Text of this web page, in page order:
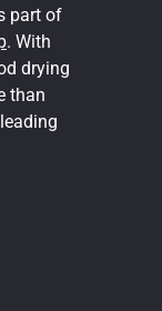
part of
. With
drying
than